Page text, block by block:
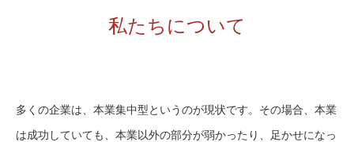
私たちについて
多くの企業は、本業集中型というのが現状です。その場合、本業
は成功していても、本業以外の部分が弱かったり、足かせになっ